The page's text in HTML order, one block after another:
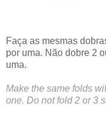
Faça as mesmas
por uma. Não dobre 2
uma.
Make the same folds
one. Do not fold 2 or 3